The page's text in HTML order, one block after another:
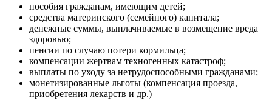
пособия гражданам, имеющим детей;
средства материнского (семейного) капитала;
денежные суммы, выплачиваемые в возмещение вреда
здоровью;
пенсии по случаю потери кормильца;
компенсации жертвам техногенных катастроф;
выплаты по уходу за нетрудоспособными гражданами;
монетизированные льготы (компенсация проезда,
приобретения лекарств и др.)